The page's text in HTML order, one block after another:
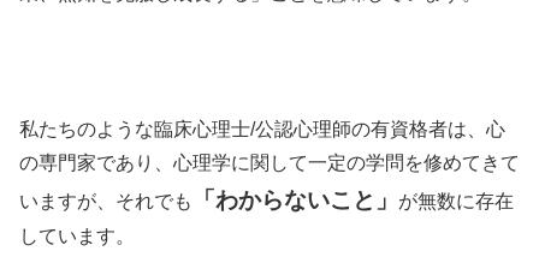
私たちのような臨床心理士/公認心理師の有資格者は、心
の専門家であり、心理学に関して一定の学問を修めてきて
いますが、それでも
「わからないこと」
が無数に存在
しています。